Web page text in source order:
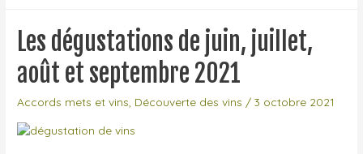
et
décembre
Sarthe,
et
dans
le
Les dégustations de juin, juillet,
août et septembre 2021
Accords mets et vins Découverte des vins /3 octobre 2021